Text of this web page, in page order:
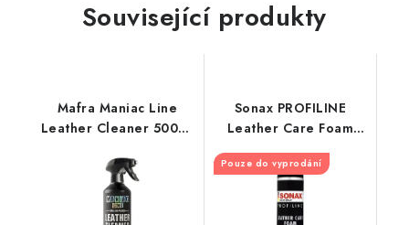
Související produkty
Mafra Maniac Line
Leather Cleaner 500ml
Sonax PROFILINE
Leather Care Foam
400ml čistič kůže
Pouze do vyprodání